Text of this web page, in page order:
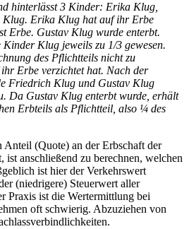
hinterlässt 3 Kinder: Erika Klug,
Erika Klug hat auf ihr Erbe
Erbe. Gustav Klug wurde enterbt.
Klug jeweils zu 1/3 gewesen.
des Pflichtteils nicht zu
Erbe verzichtet hat. Nach der
Friedrich Klug und Gustav Klug
Da Gustav Klug enterbt wurde, erhält
Erbteils als Pflichtteil, also ¼ des
Anteil (Quote) an der Erbschaft der
ist anschließend zu berechnen, welchen
ist hier der Verkehrswert
(niedrigere) Steuerwert aller
Praxis ist die Wertermittlung bei
oft schwierig. Abzuziehen von